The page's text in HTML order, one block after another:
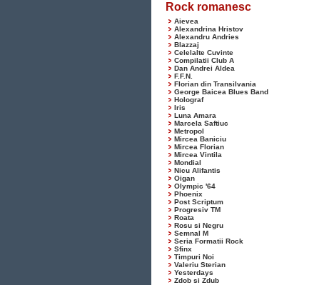
Rock romanesc
Aievea
Alexandrina Hristov
Alexandru Andries
Blazzaj
Celelalte Cuvinte
Compilatii Club A
Dan Andrei Aldea
F.F.N.
Florian din Transilvania
George Baicea Blues Band
Holograf
Iris
Luna Amara
Marcela Saftiuc
Metropol
Mircea Baniciu
Mircea Florian
Mircea Vintila
Mondial
Nicu Alifantis
Oigan
Olympic '64
Phoenix
Post Scriptum
Progresiv TM
Roata
Rosu si Negru
Semnal M
Seria Formatii Rock
Sfinx
Timpuri Noi
Valeriu Sterian
Yesterdays
Zdob si Zdub